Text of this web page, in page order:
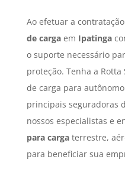
Ao efetuar a
de cargaem Ipatinga
o suporte necessário
proteção. Tenha a
de carga para
principais seguradoras
nossos especialistas e
para cargaterrestre,
para beneficiar sua